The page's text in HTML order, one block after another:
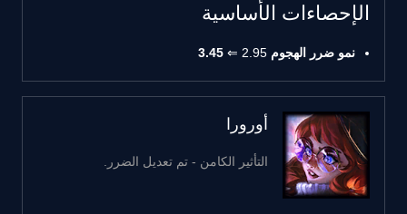
الإحصاءات الأساسية
نمو ضرر الهجوم 3.45
أورورا
التأثير الكامن - تم تعديل الضرر.